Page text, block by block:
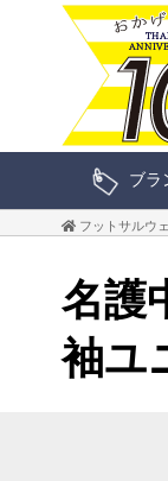
ブラ
フットサルウ
名護
袖ユ